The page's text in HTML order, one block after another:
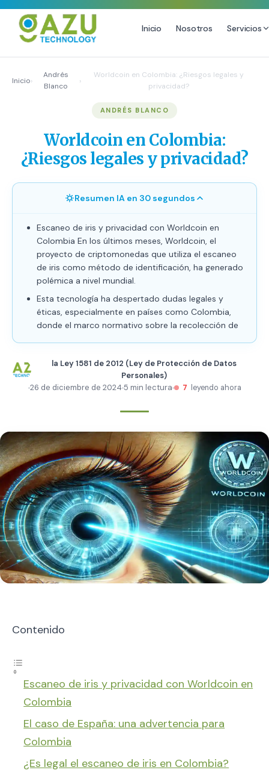
Inicio Nosotros Servicios
Email Marketing y SMS
Growth Youtube ↗
Producción de Videos
Inicio›
Andrés
Blanco
›
Worldcoin en Colombia: ¿Riesgos legales y
privacidad?
ANDRÉS BLANCO
Worldcoin en Colombia:
¿Riesgos legales y privacidad?
Resumen IA en 30 segundos
Escaneo de iris y privacidad con Worldcoin en
Colombia En los últimos meses, Worldcoin, el
proyecto de criptomonedas que utiliza el escaneo
de iris como método de identificación, ha generado
polémica a nivel mundial.
Esta tecnología ha despertado dudas legales y
éticas, especialmente en países como Colombia,
donde el marco normativo sobre la recolección de
la Ley 1581 de 2012 (Ley de Protección de Datos
Personales)
26 de diciembre de 2024 5 min lectura 7 leyendo ahora
Contenido
Escaneo de iris y privacidad con Worldcoin en
Colombia
El caso de España: una advertencia para
Colombia
¿Es legal el escaneo de iris en Colombia?